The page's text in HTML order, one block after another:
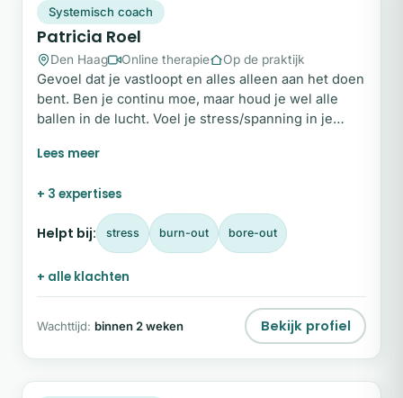
Plek beschikbaar
Systemisch coach
Patricia Roel
Den Haag Online therapie Op de praktijk
Gevoel dat je vastloopt en alles alleen aan het doen
bent. Ben je continu moe, maar houd je wel alle
ballen in de lucht. Voel je stress/spanning in je
uiten en cijfer je jezelf weg? Heb je langdurige
deze op een ander vlak te benaderen.
+ 3 expertises
Helpt bij: stress burn-out bore-out
+ alle klachten
Wachttijd: binnen 2 weken Bekijk profiel